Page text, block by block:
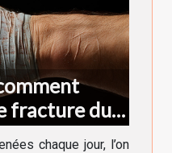
fracture du
chaque jour, l’on